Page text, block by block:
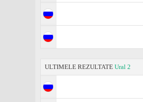
ULTIMELE REZULTATE Ural 2